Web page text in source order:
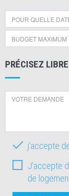
PRÉCISEZ
j'accepte
J’accepte
de